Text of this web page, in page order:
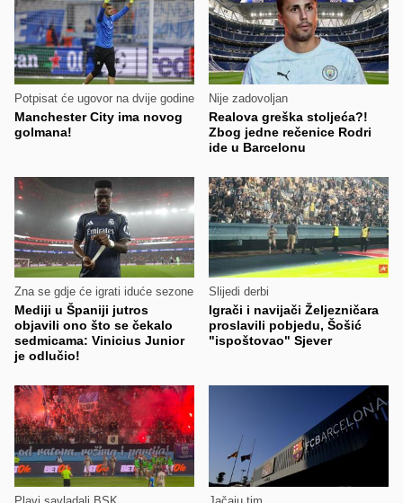
Potpisat će ugovor na dvije godine
Manchester City ima novog
golmana!
Nije zadovoljan
Realova greška stoljeća?!
Zbog jedne rečenice Rodri
ide u Barcelonu
Zna se gdje će igrati iduće sezone
Mediji u Španiji jutros
objavili ono što se čekalo
sedmicama: Vinicius Junior
je odlučio!
Slijedi derbi
Igrači i navijači Željezničara
proslavili pobjedu, Šošić
"ispoštovao" Sjever